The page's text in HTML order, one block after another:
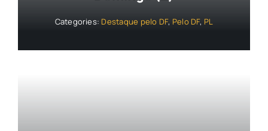
Categories: Destaque pelo DF, Pelo DF, PL